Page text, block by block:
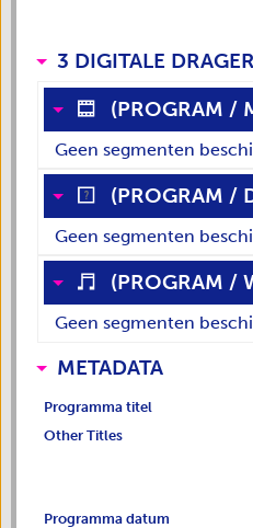
3 DIGITALE
(PROGRAM /
Geen segmenten
? (PROGRAM /
Geen segmenten
(PROGRAM /
Geen segmenten
METADATA
Programma titel
Other Titles
Programma datum